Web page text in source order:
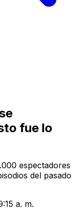
fue lo
espectadores
del pasado
a. m.